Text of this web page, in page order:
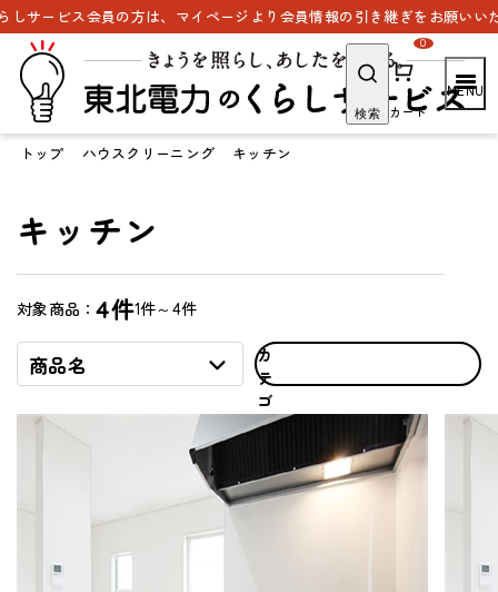
ビス会員の方は、マイページより会員情報の引き継ぎをお願いいたし
検索 カート
0
トップ ハウスクリーニング キッチン
キッチン
対象商品：4件1件～4件
商品名
カ
テ
ゴ
リ
探
す